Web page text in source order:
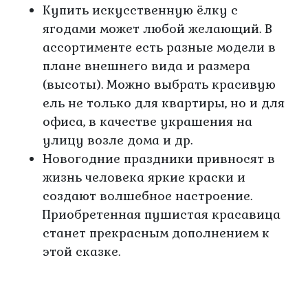
Купить искусственную ёлку с
ягодами может любой желающий. В
ассортименте есть разные модели в
плане внешнего вида и размера
(высоты). Можно выбрать красивую
ель не только для квартиры, но и для
офиса, в качестве украшения на
улицу возле дома и др.
Новогодние праздники привносят в
жизнь человека яркие краски и
создают волшебное настроение.
Приобретенная пушистая красавица
станет прекрасным дополнением к
этой сказке.